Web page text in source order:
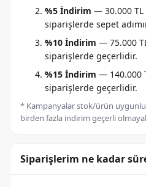
%5 İndirim — 30.000
siparişlerde sepet
%10 İndirim — 75.000
siparişlerde geçerlidir.
%15 İndirim — 140.000
siparişlerde geçerlidir.
* Kampanyalar stok/ürün
birden fazla indirim geçerli
Siparişlerim ne kadar